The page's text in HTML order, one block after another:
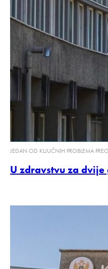
JEDAN OD KLJUČNIH PROBLEMA
U zdravstvu za